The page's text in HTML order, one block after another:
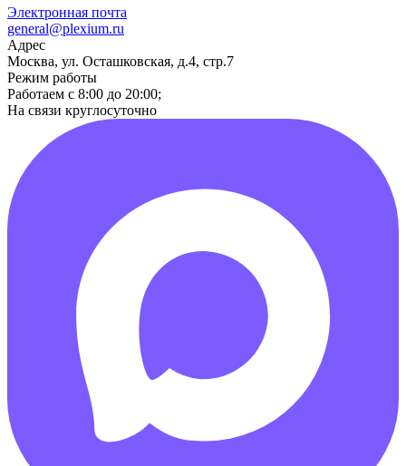
Электронная почта
general@plexium.ru
Адрес
Москва, ул. Осташковская, д.4, стр.7
Режим работы
Работаем с 8:00 до 20:00;
На связи круглосуточно